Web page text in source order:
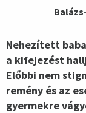
Nehezített
a kifejezést
Előbbi nem
remény és az
gyermekre